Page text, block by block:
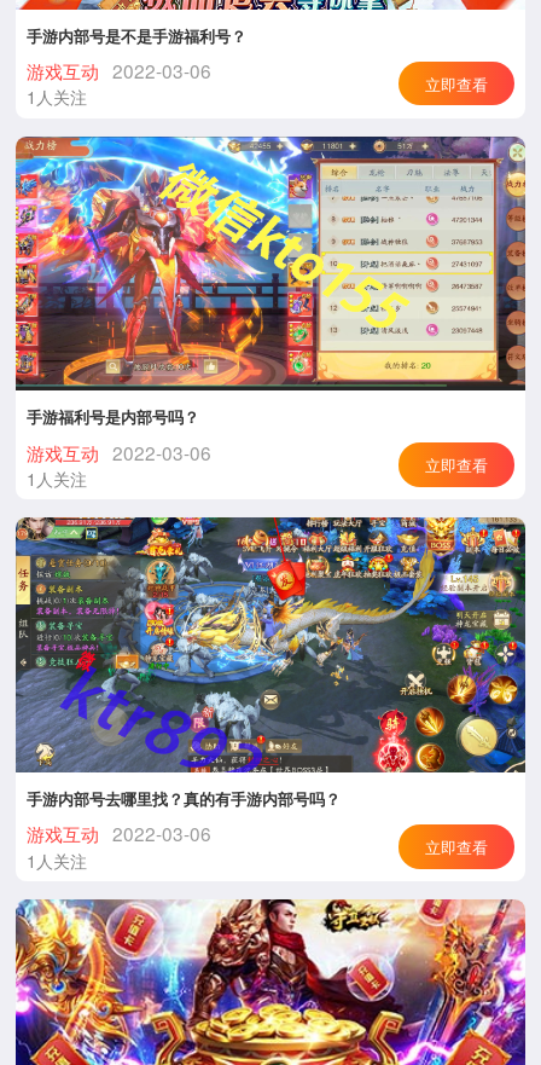
手游内部号是不是手游福利号？
游戏互动 2022-03-06
1人关注
立即查看
手游福利号是内部号吗？
游戏互动 2022-03-06
1人关注
立即查看
手游内部号去哪里找？真的有手游内部号吗？
游戏互动 2022-03-06
1人关注
立即查看